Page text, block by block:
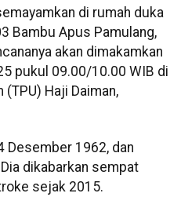
di rumah duka
Bambu Apus Pamulang,
akan dimakamkan
pukul 09.00/10.00 WIB di
(TPU) Haji Daiman,
Desember 1962, dan
dikabarkan sempat
sejak 2015.